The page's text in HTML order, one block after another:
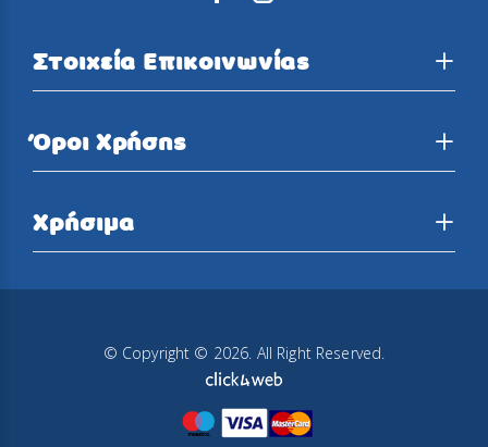
Στοιχεία Επικοινωνίας
Όροι Χρήσης
Χρήσιμα
© Copyright © 2026. All Right Reserved.